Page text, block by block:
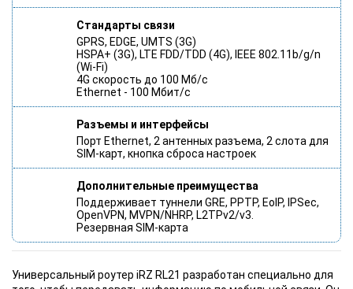
Стандарты связи
GPRS, EDGE, UMTS (3G)
HSPA+ (3G), LTE FDD/TDD (4G), IEEE 802.11b/g/n
(Wi-Fi)
4G скорость до 100 Мб/с
Ethernet - 100 Мбит/с
Разъемы и интерфейсы
Порт Ethernet, 2 антенных разъема, 2 слота для
SIM-карт, кнопка сброса настроек
Дополнительные преимущества
Поддерживает туннели GRE, PPTP, EoIP, IPSec,
OpenVPN, MVPN/NHRP, L2TPv2/v3.
Резервная SIM-карта
Универсальный роутер iRZ RL21 разработан специально для